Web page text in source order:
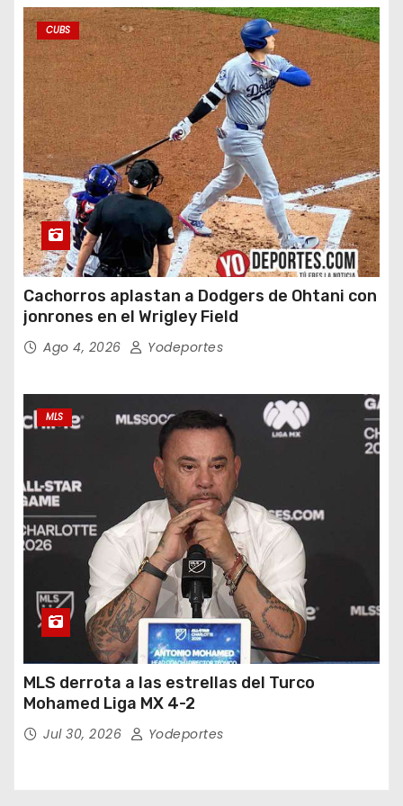
CUBS
Cachorros aplastan a Dodgers de Ohtani con
jonrones en el Wrigley Field
Ago 4, 2026 Yodeportes
MLS
MLS derrota a las estrellas del Turco
Mohamed Liga MX 4-2
Jul 30, 2026 Yodeportes